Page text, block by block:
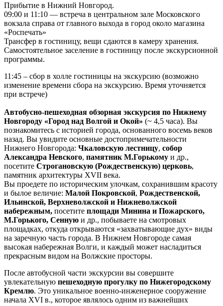
Прибытие в Нижний Новгород.
09:00 и 11:10 — встреча в центральном зале Московского
вокзала справа от главного выхода в город около магазина
«Роспечать»
Трансфер в гостиницу, вещи сдаются в камеру хранения.
Самостоятельное заселение в гостиницу после экскурсионной
программы.
11:45 – сбор в холле гостиницы на экскурсию (возможно
изменение времени сбора на экскурсию. Время уточняется
при встрече)
Автобусно-пешеходная обзорная экскурсия по Нижнему
Новгороду «Город над Волгой и Окой» (~ 4,5 часа). Вы
познакомитесь с историей города, основанного восемь веков
назад. Вы увидите основные достопримечательности
Нижнего Новгорода: Чкаловскую лестницу, собор
Александра Невского, памятник М.Горькому и др.,
посетите Строгановскую (Рождественскую) церковь,
памятник архитектуры ХVII века.
Вы проедете по историческим улочкам, сохранившим красоту
и былое величие: Малой Покровской, Рождественской,
Ильинской, Верхневолжской и Нижневолжской
набережным, посетите площади Минина и Пожарского,
М.Горького, Сенную и др., побываете на смотровых
площадках, откуда открываются «захватывающие дух» виды
на заречную часть города. В Нижнем Новгороде самая
высокая набережная Волги, и каждый может насладиться
прекрасным видом на Волжские просторы.
После автобусной части экскурсии вы совершите
увлекательную пешеходную прогулку по Нижегородскому
Кремлю. Это уникальное военно-инженерное сооружение
начала XVI в., которое являлось одним из важнейших